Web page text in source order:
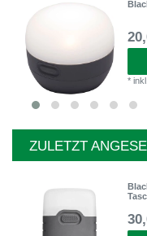
*
ZULETZT